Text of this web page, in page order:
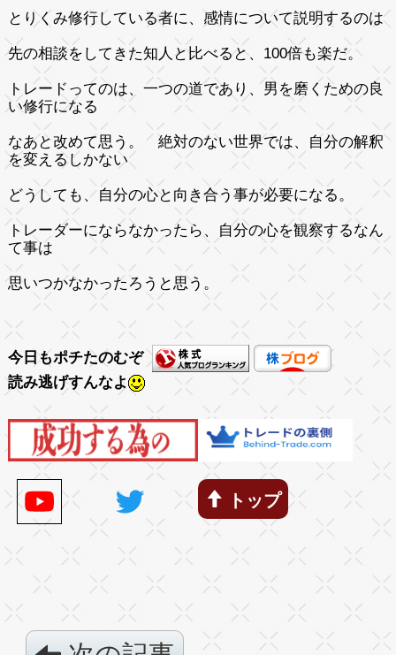
とりくみ修行している者に、感情について説明するのは
先の相談をしてきた知人と比べると、100倍も楽だ。
トレードってのは、一つの道であり、男を磨くための良
い修行になる
なあと改めて思う。 絶対のない世界では、自分の解釈
を変えるしかない
どうしても、自分の心と向き合う事が必要になる。
トレーダーにならなかったら、自分の心を観察するなん
て事は
思いつかなかったろうと思う。
今日もポチたのむぞ
読み逃げすんなよ
トップ